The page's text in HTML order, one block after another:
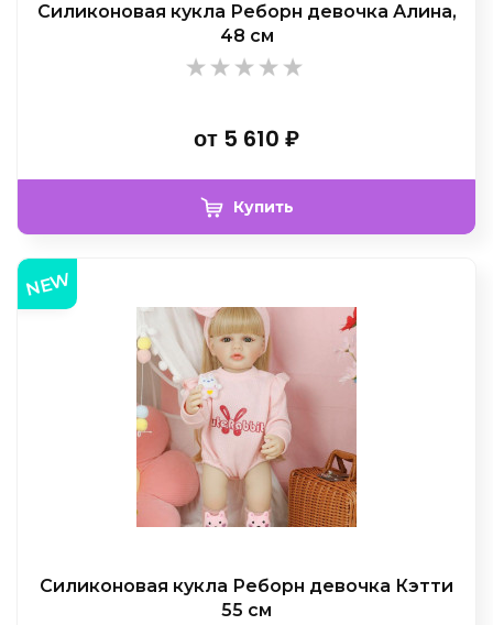
Силиконовая кукла Реборн девочка Алина,
48 см
от 5 610 ₽
Купить
NEW
Силиконовая кукла Реборн девочка Кэтти
55 см